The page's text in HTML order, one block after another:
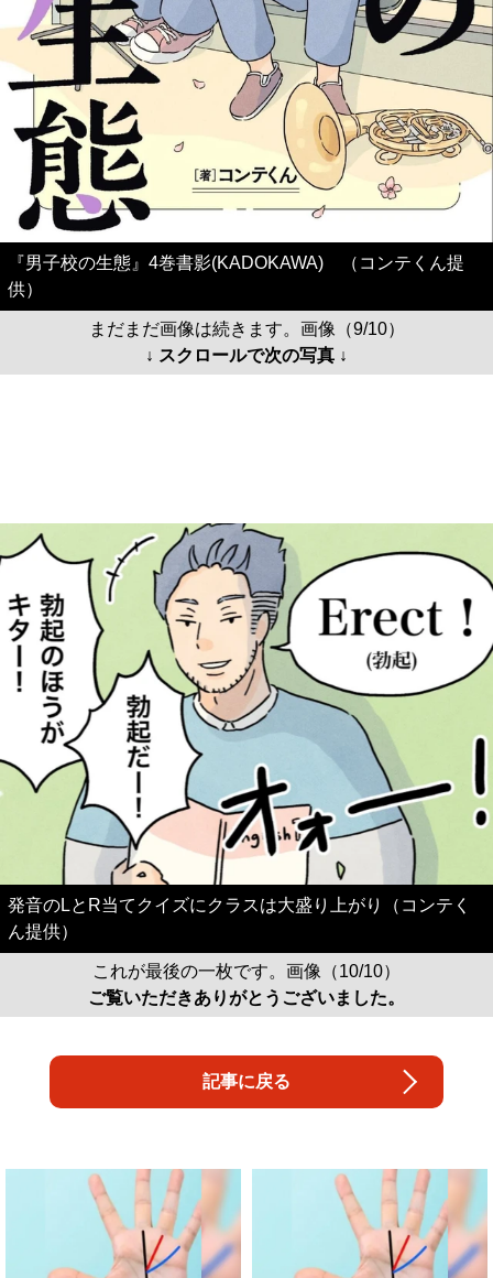
『男子校の生態』4巻書影(KADOKAWA) （コンテくん提
供）
まだまだ画像は続きます。画像（9/10）
↓ スクロールで次の写真 ↓
発音のLとR当てクイズにクラスは大盛り上がり（コンテく
ん提供）
これが最後の一枚です。画像（10/10）
ご覧いただきありがとうございました。
記事に戻る